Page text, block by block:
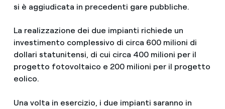
si è aggiudicata in precedenti gare pubbliche.
La realizzazione dei due impianti richiede un
investimento complessivo di circa 600 milioni di
dollari statunitensi, di cui circa 400 milioni per il
progetto fotovoltaico e 200 milioni per il progetto
eolico.
Una volta in esercizio, i due impianti saranno in